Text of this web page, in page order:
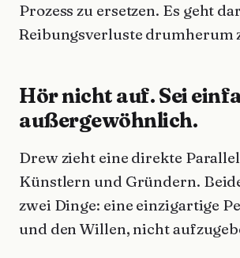
Prozess zu ersetzen. Es geht
Reibungsverluste drumherum
Hör nicht auf. Sei
außergewöhnlich.
Drew zieht eine direkte
Künstlern und Gründern.
zwei Dinge: eine einzigartige
und den Willen, nicht